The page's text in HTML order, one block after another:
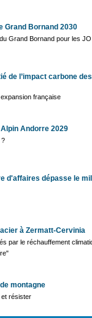
Grand Bornand 2030
Grand Bornand pour les
de l’impact carbone
française
Andorre 2029
?
d'affaires dépasse le
à Zermatt-Cervinia
par le réchauffement
montagne
résister